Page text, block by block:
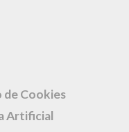
de Cookies
Artificial